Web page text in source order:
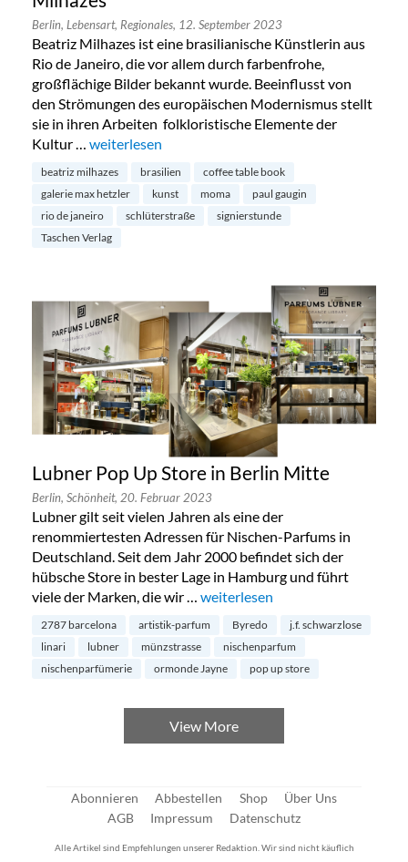
Berlin, Lebensart, Regionales, 12. September 2023
Beatriz Milhazes ist eine brasilianische Künstlerin aus
Rio de Janeiro, die vor allem durch farbenfrohe,
großflächige Bilder bekannt wurde. Beeinflusst von
den Strömungen des europäischen Modernismus stellt
sie in ihren Arbeiten folkloristische Elemente der
Kultur … „Einladung zur Signierstunde von Beatriz Milhazes“
weiterlesen
beatriz milhazes brasilien
coffee table book
galerie max hetzler
kunst moma
paul gaugin
rio de janeiro
schlüterstraße
signierstunde
Taschen Verlag
Lubner Pop Up Store in Berlin Mitte
Berlin, Schönheit, 20. Februar 2023
Lubner gilt seit vielen Jahren als eine der
renommiertesten Adressen für Nischen-Parfums in
Deutschland. Seit dem Jahr 2000 befindet sich der
hübsche Store in bester Lage in Hamburg und führt
viele der Marken, die wir … „Lubner Pop Up Store in Berlin
weiterlesen
2787 barcelona artistik-parfum Byredo
j.f. schwarzlose
linari
lubner münzstrasse
nischenparfum
nischenparfümerie
ormonde Jayne pop up store
View More
Abonnieren Abbestellen Shop
Über Uns
AGB
Impressum Datenschutz
Alle Artikel sind Empfehlungen unserer Redaktion. Wir sind nicht käuflich